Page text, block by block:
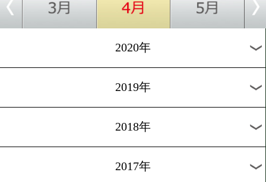
過去のニュース
2026年
2025年
2024年